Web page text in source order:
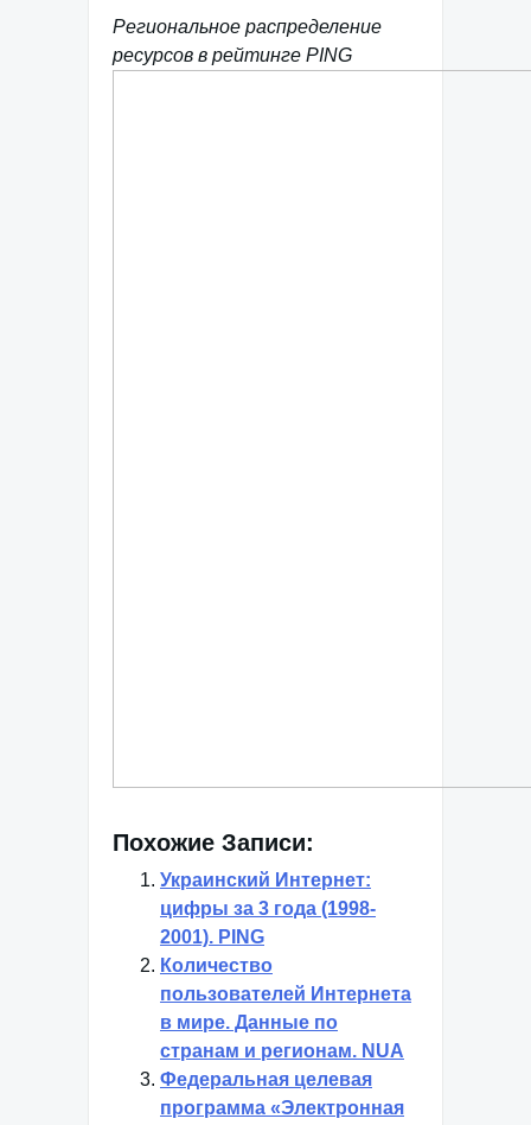
Региональное распределение
ресурсов в рейтинге PING
Похожие Записи:
Украинский Интернет:
цифры за 3 года (1998-
2001). PING
Количество
пользователей Интернета
в мире. Данные по
странам и регионам. NUA
Федеральная целевая
программа «Электронная